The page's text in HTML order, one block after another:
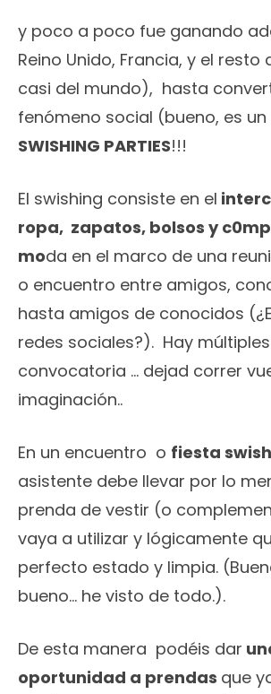
y poco a poco fue ganando
Reino Unido, Francia, y el resto
casi del mundo), hasta
fenómeno social (bueno, es
SWISHING PARTIES!!!
El swishing consiste en el
ropa, zapatos, bolsos y
moda en el marco de una
o encuentro entre amigos,
hasta amigos de conocidos
redes sociales?). Hay
convocatoria … dejad correr
imaginación..
En un encuentro o fiesta
asistente debe llevar por lo
prenda de vestir (o
vaya a utilizar y lógicamente
perfecto estado y limpia.
bueno… he visto de todo.).
De esta manera podéis dar
oportunidad a prendas que